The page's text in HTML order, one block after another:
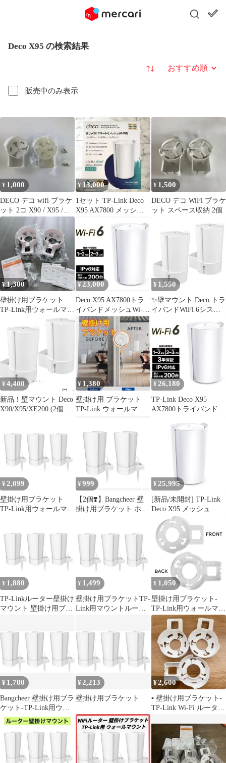
Deco X95 の検索結果
販売中のみ表示
並び替え
¥ 1,000
DECO デコ wifi ブラケ
ット 2コ X90 / X95 /
XE200
¥ 13,000
1セット TP-Link Deco
X95 AX7800 メッシュ
¥ 1,500
DECO デコ WiFi ブラケ
ット スペース収納 2個
¥ 1,300
壁掛け用ブラケット
TP-Link用ウォールマウ
ントDeco X90 X95
¥ 23,000
Deco X95 AX7800トラ
イバンドメッシュWi-Fi
6システム 単体
¥ 1,550
✨壁マウント Deco トラ
イバンドWiFi 6システ
¥ 4,400
新品！壁マウント Deco
X90/X95/XE200 (2個パ
¥ 1,380
壁掛け用 ブラケット
TP-Link ウォールマウ
¥ 26,180
TP-Link Deco X95
AX7800トライバンドメ
単体 DECOX951P
¥ 2,099
壁掛け用ブラケット
TP-Link用ウォールマウ
¥ 999
【2個❣️】Bangcheer 壁
掛け用ブラケット ホワ
¥ 25,995
[新品/未開封] TP-Link
Deco X95 メッシュ
WiFi 6 トライバンド
AX7800 1ユニット 無線
LAN
¥ 1,880
TP-Linkルーター壁掛け
マウント 壁掛け用ブラ
¥ 1,499
壁掛け用ブラケットTP-
Link用マウントルータ
¥ 1,050
壁掛け用ブラケット-
TP-Link用ウォールマウ
ント
¥ 1,780
Bangcheer 壁掛け用ブラ
ケット-TP-Link用ウォ
ールマウント白３個
¥ 2,213
壁掛け用ブラケット
¥2,600
▪︎ 壁掛け用ブラケット-
TP-Link Wi-Fi ルーター